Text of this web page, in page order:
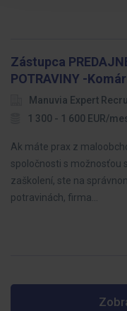
Zástupca
POTRAVINY -
Manuvia Expert
1 300 - 1 600 EUR/
Ak máte prax z
spoločnosti s možnosťou
zaškolení, ste na
potravinách, firma…